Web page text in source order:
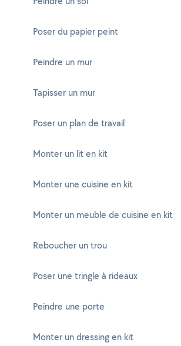
Poser du papier peint
Peindre un mur
Tapisser un mur
Poser un plan de travail
Monter un lit en kit
Monter une cuisine en kit
Monter un meuble de cuisine en kit
Reboucher un trou
Poser une tringle à rideaux
Peindre une porte
Monter un dressing en kit